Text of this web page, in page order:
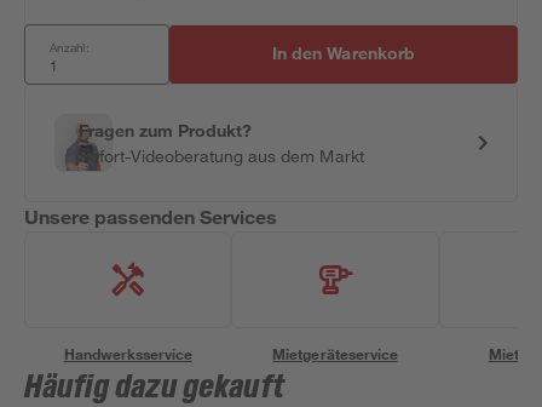
Anzahl: In den Warenkorb
Fragen zum Produkt?
Sofort-Videoberatung aus dem Markt
Unsere passenden Services
Handwerksservice Mietgeräteservice
Häufig dazu gekauft